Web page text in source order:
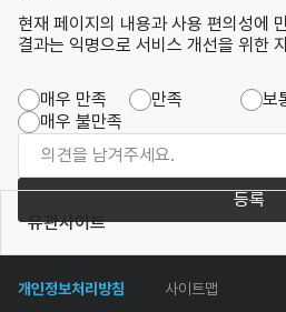
현재 페이지의 내용과 사용 편의성에
결과는 익명으로 서비스 개선을 위한
매우 만족 만족 보
매우 불만족
등록
개인정보처리방침 사이트맵
유관사이트